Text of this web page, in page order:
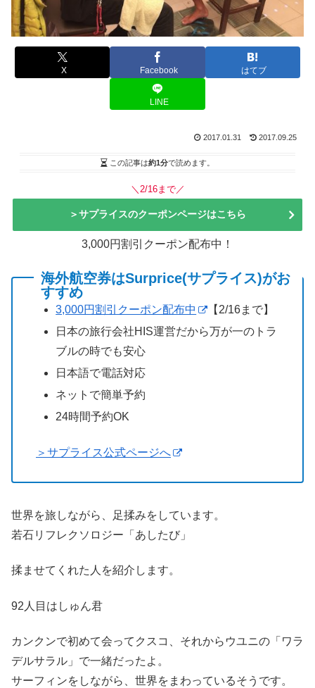
X Facebook はてブ
LINE
2017.01.31 2017.09.25
この記事は約1分で読めます。
＼2/16まで／
＞サプライスのクーポンページはこちら
3,000円割引クーポン配布中！
海外航空券はSurprice(サプライス)がお
すすめ
3,000円割引クーポン配布中
【2/16まで】
日本の旅行会社HIS運営だから万が一のトラ
ブルの時でも安心
日本語で電話対応
ネットで簡単予約
24時間予約OK
＞サプライス公式ページへ
世界を旅しながら、足揉みをしています。
若石リフレクソロジー「あしたび」
揉ませてくれた人を紹介します。
92人目はしゅん君
カンクンで初めて会ってクスコ、それからウユニの「ワラ
デルサラル」で一緒だったよ。
サーフィンをしながら、世界をまわっているそうです。